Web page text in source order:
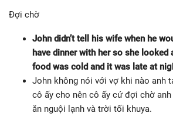
Đợi chờ
John didn’t tell his wife when he
have dinner with her so she looked
food was cold and it was late at
John không nói với vợ khi nào anh
cô ấy cho nên cô ấy cứ đợi chờ
ăn nguội lạnh và trời tối khuya.